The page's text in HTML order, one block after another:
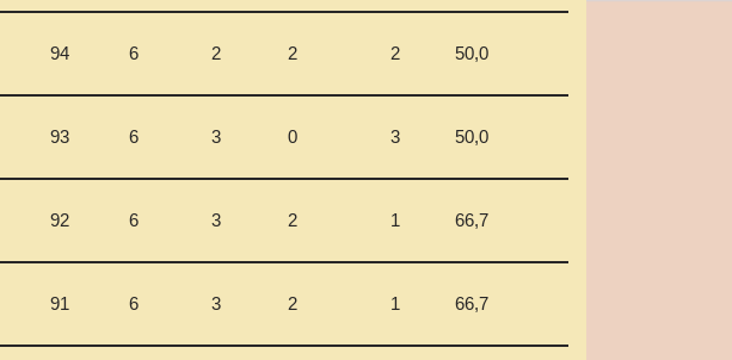
94 6 2 2 2 50,0
93 6 3 0 3 50,0
92 6 3 2 1 66,7
91 6 3 2 1 66,7